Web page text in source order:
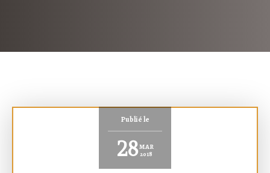
Publié le
28MAR
2018